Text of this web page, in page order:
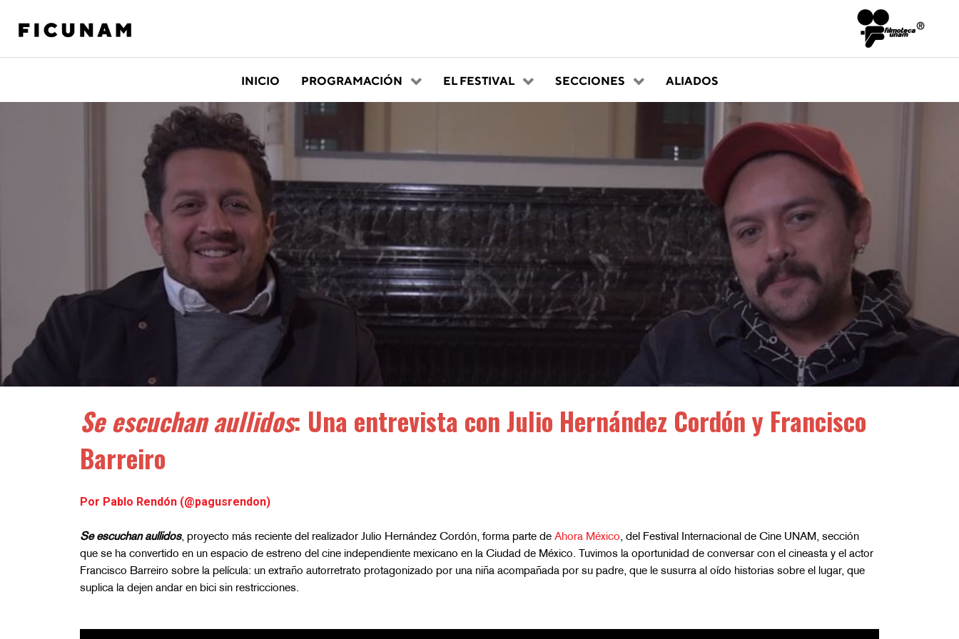
INICIO PROGRAMACIÓN EL FESTIVAL SECCIONES ALIADOS
Se escuchan aullidos: Una entrevista con Julio Hernández Cordón y Francisco
Barreiro
Por Pablo Rendón (@pagusrendon)
Se escuchan aullidos, proyecto más reciente del realizador Julio Hernández Cordón, forma parte de Ahora México, del Festival Internacional de Cine UNAM, sección
que se ha convertido en un espacio de estreno del cine independiente mexicano en la Ciudad de México. Tuvimos la oportunidad de conversar con el cineasta y el actor
Francisco Barreiro sobre la película: un extraño autorretrato protagonizado por una niña acompañada por su padre, que le susurra al oído historias sobre el lugar, que
suplica la dejen andar en bici sin restricciones.